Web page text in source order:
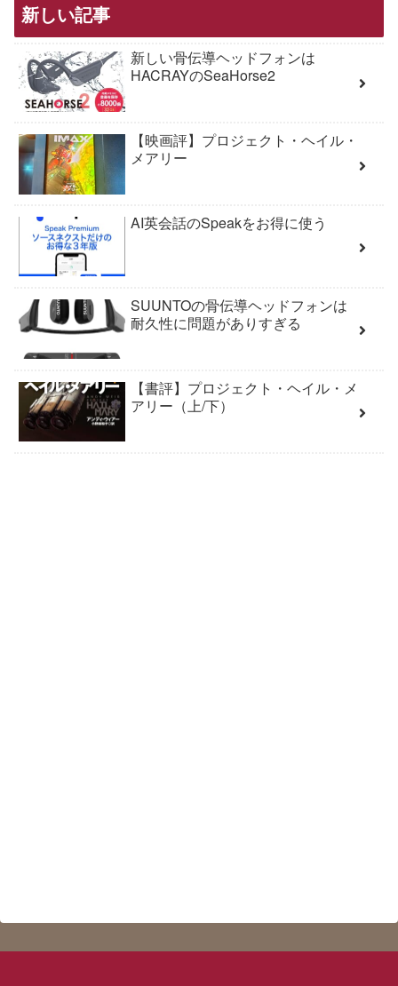
新しい記事
新しい骨伝導ヘッドフォンは
HACRAYのSeaHorse2
【映画評】プロジェクト・ヘイル・
メアリー
AI英会話のSpeakをお得に使う
SUUNTOの骨伝導ヘッドフォンは
耐久性に問題がありすぎる
【書評】プロジェクト・ヘイル・メ
アリー（上/下）